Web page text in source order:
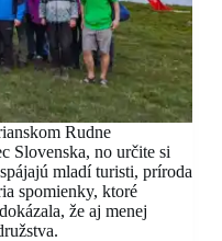
Rudne
Slovenska, no určite si
mladí turisti, príroda
spomienky, ktoré
že aj menej